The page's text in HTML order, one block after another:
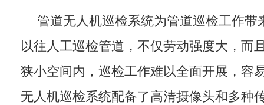
管道无人机巡检系统为管道巡检工作带
以往人工巡检管道，不仅劳动强度大，而
狭小空间内，巡检工作难以全面开展，容
无人机巡检系统配备了高清摄像头和多种